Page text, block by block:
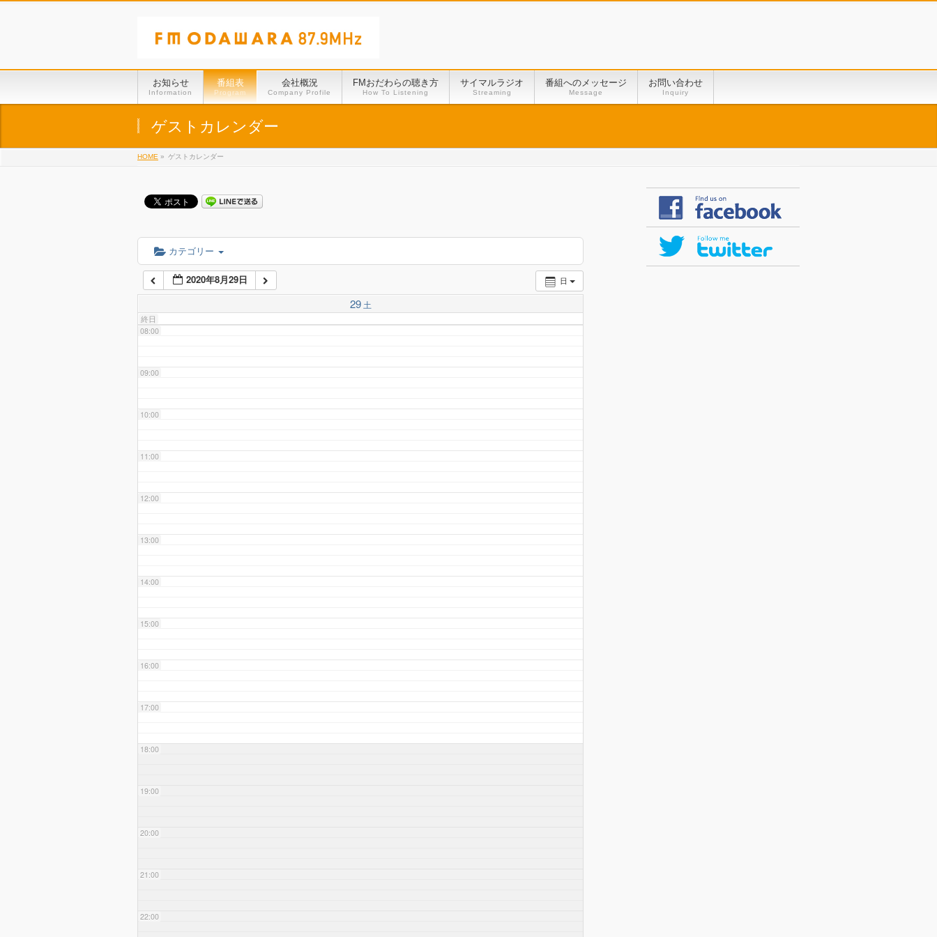
お知らせ
Information
番組表
Program
会社概況
Company Profile
FMおだわらの聴き方
How To Listening
サイマルラジオ
Streaming
番組へのメッセージ
Message
お問い合わせ
Inquiry
ゲストカレンダー
HOME » ゲストカレンダー
カテゴリー
日
2020年8月29日
29 土
終日
01:00
02:00
03:00
04:00
05:00
06:00
07:00
08:00
09:00
10:00
11:00
12:00
13:00
14:00
15:00
16:00
17:00
18:00
19:00
20:00
21:00
22:00